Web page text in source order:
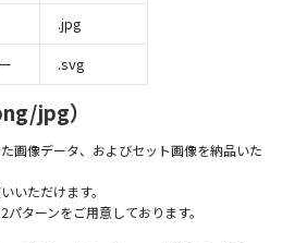
.jpg
.svg
jpg）
画像データ、およびセット画像を納品いた
いただけます。
ターンをご用意しております。